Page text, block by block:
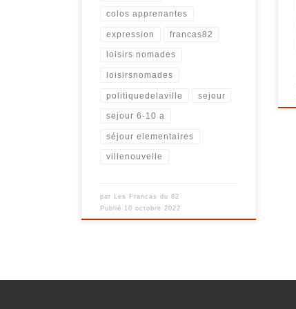
colos apprenantes
expression francas82
loisirs nomades
loisirsnomades
politiquedelaville sejour
sejour 6-10 a
séjour elementaires
villenouvelle
par Les Francas du 82
Publié 10 octobre 2022